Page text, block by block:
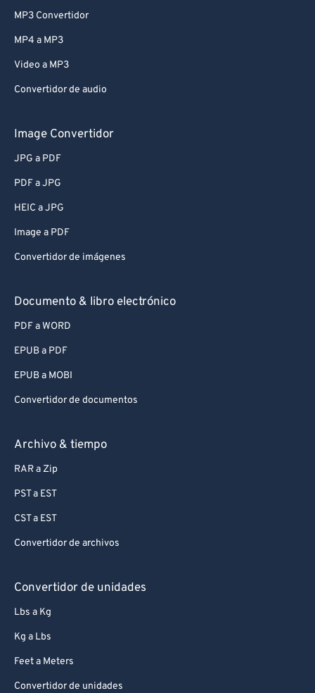
MP3 Convertidor
MP4 a MP3
Video a MP3
Convertidor de audio
Image Convertidor
JPG a PDF
PDF a JPG
HEIC a JPG
Image a PDF
Convertidor de imágenes
Documento & libro electrónico
PDF a WORD
EPUB a PDF
EPUB a MOBI
Convertidor de documentos
Archivo & tiempo
RAR a Zip
PST a EST
CST a EST
Convertidor de archivos
Convertidor de unidades
Lbs a Kg
Kg a Lbs
Feet a Meters
Convertidor de unidades